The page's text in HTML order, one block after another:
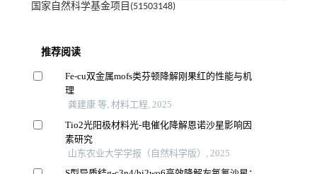
国家自然科学基金项目(51503148)